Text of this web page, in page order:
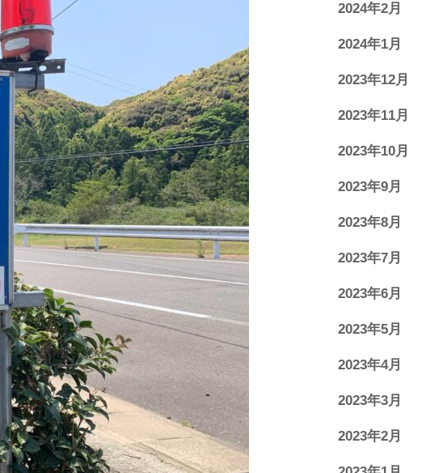
2024年2月
2024年1月
2023年12月
2023年11月
2023年10月
2023年9月
2023年8月
2023年7月
2023年6月
2023年5月
2023年4月
2023年3月
2023年2月